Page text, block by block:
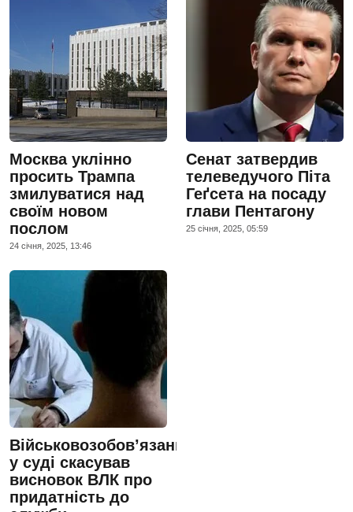
Москва уклінно
просить Трампа
змилуватися над
своїм новом
послом
24 сiчня, 2025, 13:46
Сенат затвердив
телеведучого Піта
Геґсета на посаду
глави Пентагону
25 сiчня, 2025, 05:59
Військовозобов’язаний
у суді скасував
висновок ВЛК про
придатність до